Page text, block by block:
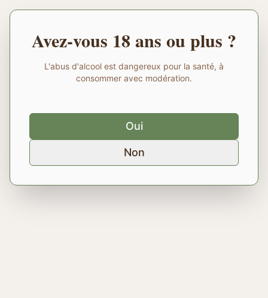
Avez-vous 18 ans ou plus ?
L'abus d'alcool est dangereux pour la santé, à
consommer avec modération.
Oui
Non